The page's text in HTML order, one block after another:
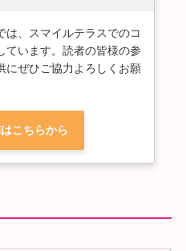
は、スマイルテラスでのコ
ています。読者の皆様の参
にぜひご協力よろしくお願
こちらから